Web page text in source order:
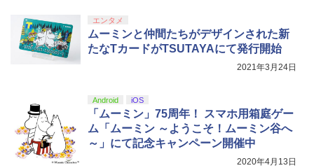
5
【特典】鬼武者 Way of the Sword(【初
回購入封入特典】プロダクトコード)
5
ニンテンドープリペイド番号 5000円|オ
ンラインコード版
￥5,000
5
【純正品】DualSense ワイヤレスコン
トローラー(CFI-ZCT2J)
S5、PS5 Pro、Xbox One、Xbox Serie
s X|S 対応の高精度 H パターン シフター
￥8,698
y』Blu-ray（特装限定版）
￥8,589
エンタメ
ムーミンと仲間たちがデザインされた新
たなTカードがTSUTAYAにて発行開始
2021年3月24日
Android iOS
「ムーミン」75周年！ スマホ用箱庭ゲー
ム「ムーミン ～ようこそ！ムーミン谷へ
～」にて記念キャンペーン開催中
2020年4月13日